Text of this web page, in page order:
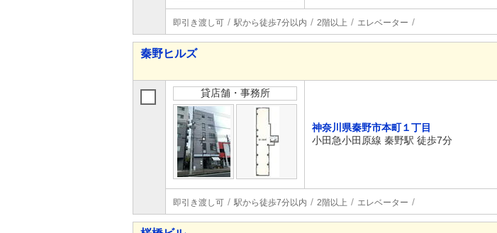
即引き渡し可 駅から徒歩7分以内 2階以上 エレベーター
秦野ヒルズ
貸店舗・事務所
神奈川県秦野市本町１丁目
小田急小田原線 秦野駅 徒歩7分
即引き渡し可 駅から徒歩7分以内 2階以上 エレベーター